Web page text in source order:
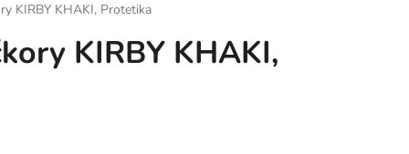
KIRBY KHAKI, Protetika
KIRBY KHAKI,